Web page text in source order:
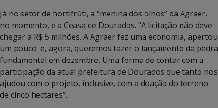
Já no setor de hortifrúti, a “menina dos olhos” da Agraer,
no momento, é a Ceasa de Dourados. “A licitação não deve
chegar a R$ 5 milhões. A Agraer fez uma economia, apertou
um pouco e, agora, queremos fazer o lançamento da pedra
fundamental em dezembro. Uma forma de contar com a
participação da atual prefeitura de Dourados que tanto nos
ajudou com o projeto, inclusive, com a doação do terreno
de cinco hectares”.